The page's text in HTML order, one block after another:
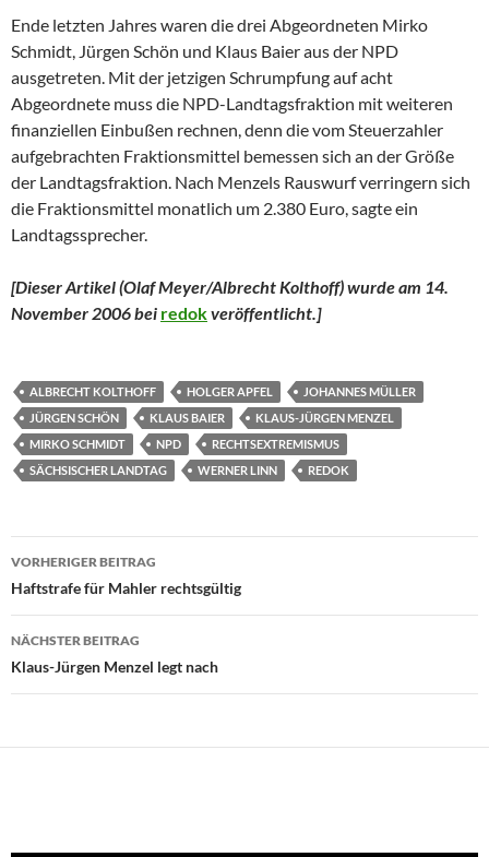
Ende letzten Jahres waren die drei Abgeordneten Mirko
Schmidt, Jürgen Schön und Klaus Baier aus der NPD
ausgetreten. Mit der jetzigen Schrumpfung auf acht
Abgeordnete muss die NPD-Landtagsfraktion mit weiteren
finanziellen Einbußen rechnen, denn die vom Steuerzahler
aufgebrachten Fraktionsmittel bemessen sich an der Größe
der Landtagsfraktion. Nach Menzels Rauswurf verringern sich
die Fraktionsmittel monatlich um 2.380 Euro, sagte ein
Landtagssprecher.
[Dieser Artikel (Olaf Meyer/Albrecht Kolthoff) wurde am 14.
November 2006 bei redokveröffentlicht.]
ALBRECHT KOLTHOFF HOLGER APFEL
JOHANNES MÜLLER
JÜRGEN SCHÖN
KLAUS BAIER
KLAUS-JÜRGEN MENZEL
MIRKO SCHMIDT
NPD
RECHTSEXTREMISMUS
SÄCHSISCHER LANDTAG
WERNER LINN REDOK
Beitragsnavigation
VORHERIGER BEITRAG
Haftstrafe für Mahler rechtsgültig
NÄCHSTER BEITRAG
Klaus-Jürgen Menzel legt nach